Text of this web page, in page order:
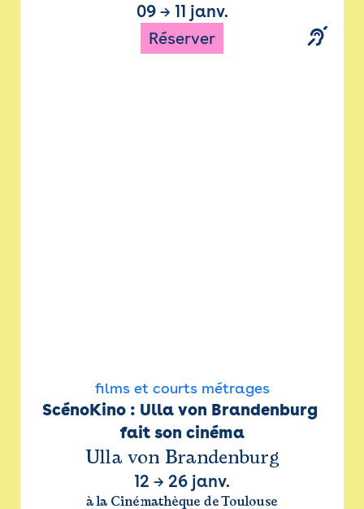
09→ 11 janv.
Réserver
films et courts métrages
ScénoKino : Ulla von Brandenburg
fait son cinéma
Ulla von Brandenburg
12 → 26 janv.
à la Cinémathèque de Toulouse